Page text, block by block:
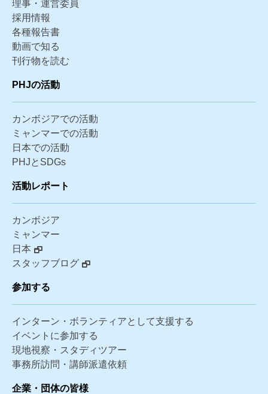
理事・運営委員
採用情報
各種報告書
動画で知る
刊行物を読む
PHJの活動
カンボジアでの活動
ミャンマーでの活動
日本での活動
PHJとSDGs
活動レポート
カンボジア
ミャンマー
日本
スタッフブログ
参加する
インターン・ボランティアとして支援する
イベントに参加する
現地視察・スタディツアー
事務所訪問・講師派遣依頼
企業・団体の皆様